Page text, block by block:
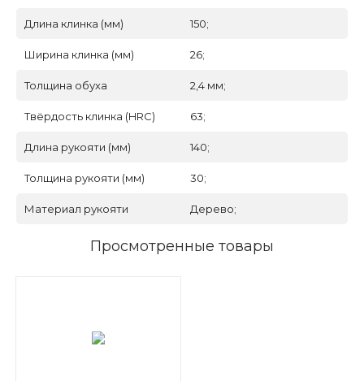
Длина клинка (мм) 150;
Ширина клинка (мм) 26;
Толщина обуха 2,4 мм;
Твёрдость клинка (HRC) 63;
Длина рукояти (мм) 140;
Толщина рукояти (мм) 30;
Материал рукояти Дерево;
Просмотренные товары